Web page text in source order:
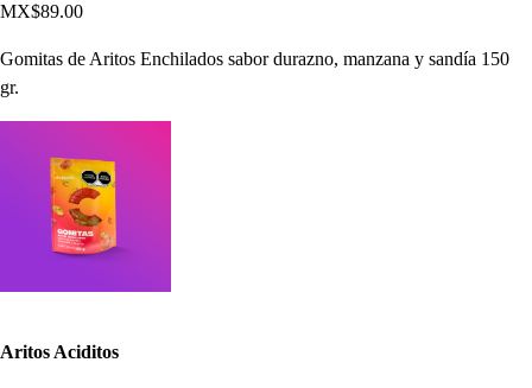
MX$89.00
Gomitas de Aritos Enchilados sabor durazno, manzana y sandía 150
gr.
Aritos Aciditos